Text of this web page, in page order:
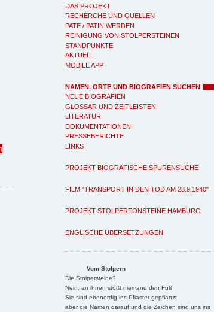
DAS PROJEKT
RECHERCHE UND QUELLEN
PATE / PATIN WERDEN
REINIGUNG VON STOLPERSTEINEN
STANDPUNKTE
AKTUELL
MOBILE APP
NAMEN, ORTE UND BIOGRAFIEN SUCHEN
NEUE BIOGRAFIEN
GLOSSAR UND ZEITLEISTEN
LITERATUR
DOKUMENTATIONEN
PRESSEBERICHTE
LINKS
PROJEKT BIOGRAFISCHE SPURENSUCHE
FILM "TRANSPORT IN DEN TOD AM 23.9.1940"
PROJEKT STOLPERTONSTEINE HAMBURG
ENGLISCHE ÜBERSETZUNGEN
Vom Stolpern
Die Stolpersteine?
Nein, an ihnen stößt niemand den Fuß
Sie sind ebenerdig ins Pflaster gepflanzt
aber die Namen darauf und die Zeichen sind uns ins